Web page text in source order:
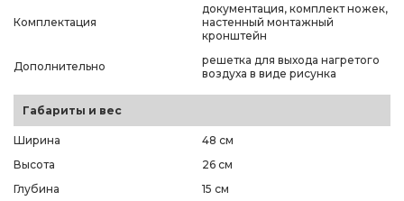
Комплектация
документация, комплект ножек,
настенный монтажный
кронштейн
Дополнительно
решетка для выхода нагретого
воздуха в виде рисунка
Габариты и вес
Ширина
48 см
Высота
26 см
Глубина
15 см